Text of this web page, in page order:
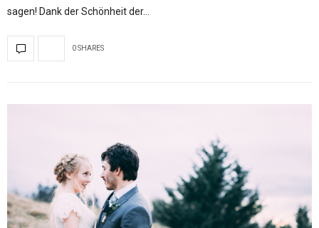
sagen! Dank der Schönheit der…
0 SHARES